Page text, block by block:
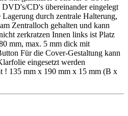
CD's übereinander eingelegt
durch zentrale Halterung,
Zentralloch gehalten und kann
zerkratzen Innen links ist Platz
mm, max. 5 mm dick mit
Für die Cover-Gestaltung kann
eingesetzt werden
! 135 mm x 190 mm x 15 mm (B x